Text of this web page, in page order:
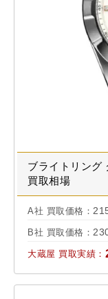
ブライトリン
買取相場
A社 買取価格：
B社 買取価格：
大蔵屋 買取実績：